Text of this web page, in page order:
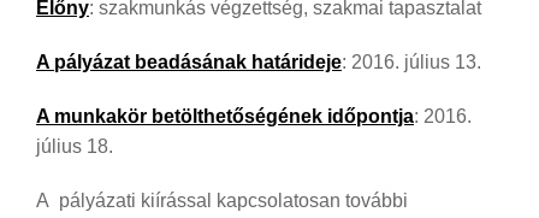
Előny: szakmunkás végzettség, szakmai tapasztalat
A pályázat beadásának határideje: 2016. július 13.
A munkakör betölthetőségének időpontja: 2016.
július 18.
A pályázati kiírással kapcsolatosan további